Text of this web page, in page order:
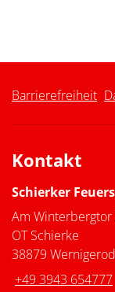
Barrierefreiheit
Kontakt
Schierker
Am Winterbergtor
OT Schierke
38879
+49 3943 654777